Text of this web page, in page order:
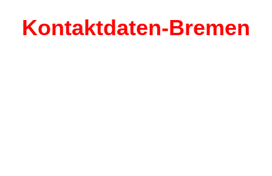
Kontaktdaten-Bremen